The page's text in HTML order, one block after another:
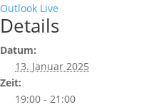
Outlook Live
Details
Datum:
13. Januar 2025
Zeit:
19:00 - 21:00